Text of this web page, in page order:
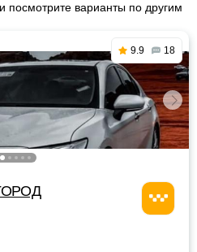
посмотрите варианты по другим
9.9 18